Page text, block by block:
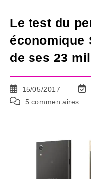
Le test du
économique
de ses 23
Publication
publiée :
15/05/2017
Commentaires
5 commentaires